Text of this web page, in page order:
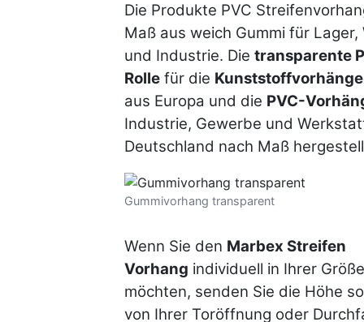
Die Produkte PVC
Maß aus weich Gummi für
und Industrie. Die transparente
Rolle für die Kunststoffvorhänge
aus Europa und die PVC-
Industrie, Gewerbe und
Deutschland nach Maß
Gummivorhang transparent
Wenn Sie den Marbex Streifen
Vorhang individuell in Ihrer
möchten, senden Sie die Höhe
von Ihrer Toröffnung oder